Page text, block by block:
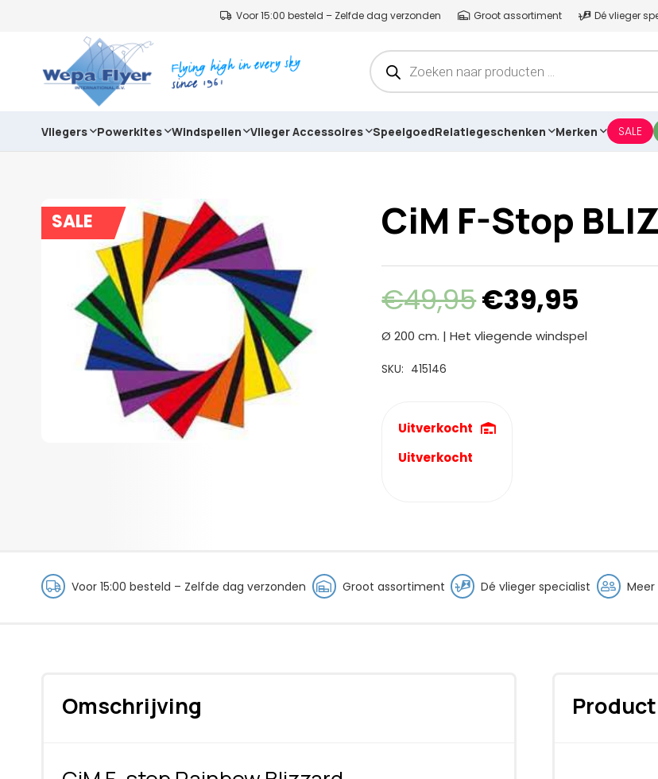
Voor 15:00 besteld – Zelfde dag verzonden Groot assortiment Dé vlieger
Producten
zoeken
Vliegers Powerkites Windspellen Vlieger Accessoires SpeelgoedRelatiegeschenken Merken SALE
SALE CiM F-Stop
€49,95
prijs
was:
€39,95
is:
Ø 200 cm. | Het vliegende windspel
SKU: 415146
Uitverkocht
Uitverkocht
Voor 15:00 besteld – Zelfde dag verzonden Groot assortiment Dé vlieger specialist
Omschrijving